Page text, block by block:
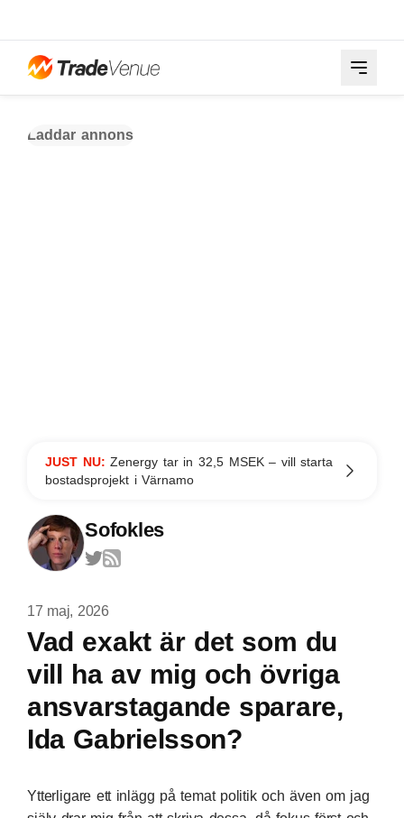
Laddar annons
JUST NU:Zenergy tar in 32,5 MSEK – vill starta
bostadsprojekt i Värnamo
Sofokles
17 maj, 2026
Vad exakt är det som du
vill ha av mig och övriga
ansvarstagande sparare,
Ida Gabrielsson?
Ytterligare ett inlägg på temat politik och även om jag